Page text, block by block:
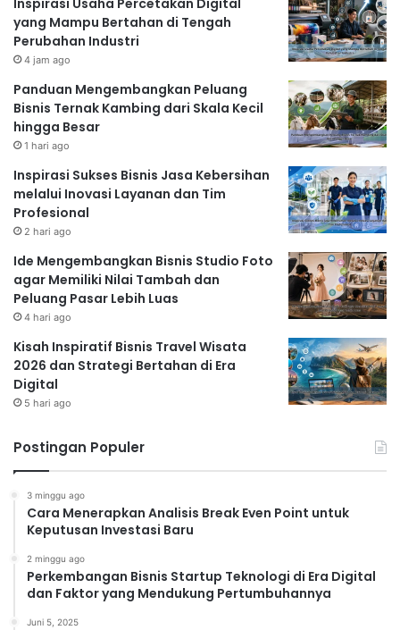
Inspirasi Usaha Percetakan Digital
yang Mampu Bertahan di Tengah
Perubahan Industri
4 jam ago
Panduan Mengembangkan Peluang
Bisnis Ternak Kambing dari Skala Kecil
hingga Besar
1 hari ago
Inspirasi Sukses Bisnis Jasa Kebersihan
melalui Inovasi Layanan dan Tim
Profesional
2 hari ago
Ide Mengembangkan Bisnis Studio Foto
agar Memiliki Nilai Tambah dan
Peluang Pasar Lebih Luas
4 hari ago
Kisah Inspiratif Bisnis Travel Wisata
2026 dan Strategi Bertahan di Era
Digital
5 hari ago
Postingan Populer
3 minggu ago
Cara Menerapkan Analisis Break Even Point untuk
Keputusan Investasi Baru
2 minggu ago
Perkembangan Bisnis Startup Teknologi di Era Digital
dan Faktor yang Mendukung Pertumbuhannya
Juni 5, 2025